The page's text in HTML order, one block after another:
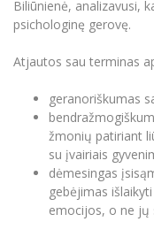
Azijos
Viešai
Civilinė
Biliūnienė, analizavusi,
psichologinę gerovę.
Atjautos sau terminas
geranoriškumas
žmonių patiriant
su įvairiais
dėmesingas
gebėjimas
emocijos, o ne jų